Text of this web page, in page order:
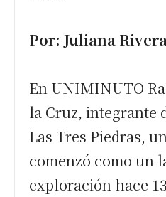
Por: Juliana
En UNIMINUTO
la Cruz, integrante
Las Tres Piedras,
comenzó como un
exploración hace